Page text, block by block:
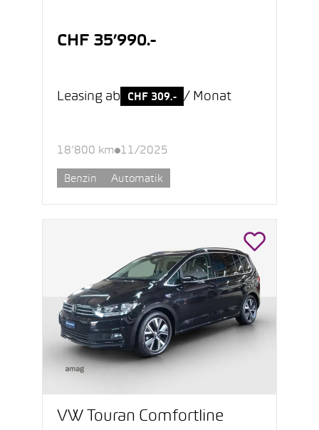
CHF 35’990.-
Leasing ab CHF 309.- / Monat
18’800 km 11/2025
Benzin Automatik
VW Touran Comfortline